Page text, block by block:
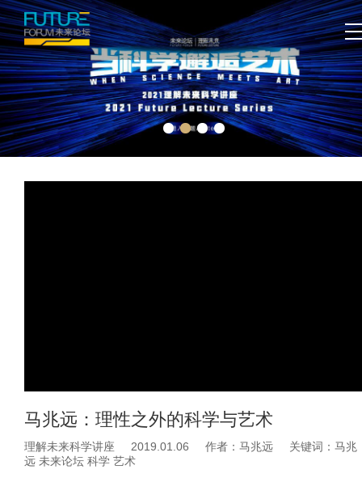
马兆远：理性之外的科学与艺术
理解未来科学讲座 2019.01.06 作者：马兆远 关键词：马兆
远 未来论坛 科学 艺术